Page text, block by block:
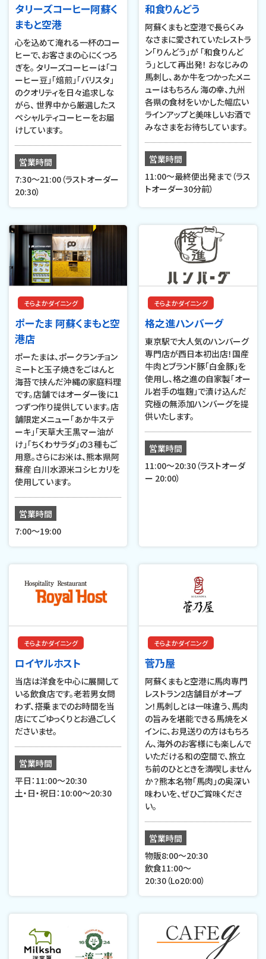
タリーズコーヒー阿蘇く
まもと空港
心を込めて淹れる一杯のコー
ヒーで、お客さまの心にくつろ
ぎを。 タリーズコーヒーは「コ
ーヒー豆」「焙煎」「バリスタ」
のクオリティを日々追求しな
がら、 世界中から厳選したス
ペシャルティコーヒーをお届
けしています。
営業時間
7:30～21:00（ラストオーダー
20:30）
和食りんどう
阿蘇くまもと空港で長らくみ
なさまに愛されていたレストラ
ン「りんどう」が 「和食りんど
う」として再出発！ おなじみの
馬刺し、あか牛をつかったメニ
ューはもちろん 海の幸、九州
各県の食材をいかした幅広い
ラインアップと美味しいお酒で
みなさまをお待ちしています。
営業時間
11:00～最終便出発まで（ラス
トオーダー30分前）
そらよかダイニング
ポーたま 阿蘇くまもと空
港店
ポーたまは、ポークランチョン
ミートと玉子焼きをごはんと
海苔で挟んだ沖縄の家庭料理
です。店舗ではオーダー後に1
つずつ作り提供しています。店
舗限定メニュー「あか牛ステ
ーキ」「天草大王黒マー油が
け」「ちくわサラダ」の３種もご
用意。さらにお米は、熊本県阿
蘇産 白川水源米コシヒカリを
使用しています。
営業時間
7:00〜19:00
そらよかダイニング
格之進ハンバーグ
東京駅で大人気のハンバーグ
専門店が西日本初出店！国産
牛肉とブランド豚「白金豚」を
使用し、格之進の自家製「オー
ル岩手の塩麹」で漬け込んだ
究極の無添加ハンバーグを提
供いたします。
営業時間
11:00～20:30（ラストオーダ
ー 20:00）
そらよかダイニング
ロイヤルホスト
当店は洋食を中心に展開して
いる飲食店です。老若男女問
わず、搭乗までのお時間を当
店にてごゆっくりとお過ごしく
ださいませ。
営業時間
平日：11:00～20:30
土・日・祝日：10:00～20:30
そらよかダイニング
菅乃屋
阿蘇くまもと空港に馬肉専門
レストラン2店舗目がオープ
ン！馬刺しとは一味違う、馬肉
の旨みを堪能できる馬焼をメ
インに、お見送りの方はもちろ
ん、海外のお客様にも楽しんで
いただける和の空間で、旅立
ち前のひとときを満喫しません
か？熊本名物「馬肉」の奥深い
味わいを、ぜひご賞味くださ
い。
営業時間
物販8:00～20:30
飲食11:00～
20:30（Lo20:00）